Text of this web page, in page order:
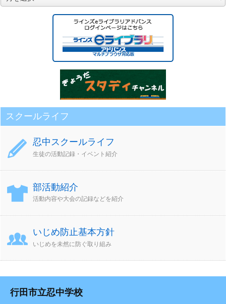
別
スクールライフ
忍中スクールライフ
生徒の活動記録・イベント紹介
部活動紹介
活動内容や大会の記録などを紹介
いじめ防止基本方針
いじめを未然に防ぐ取り組み
行田市立忍中学校